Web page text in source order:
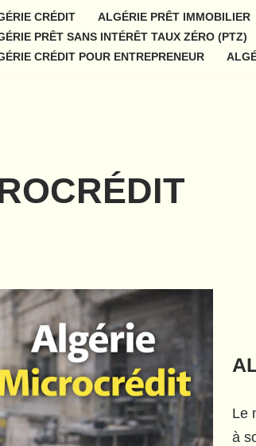
CRÉDIT ALGÉRIE PRÊT IMMOBILIER
PRÊT SANS INTÉRÊT TAUX ZÉRO (PTZ)
CRÉDIT POUR ENTREPRENEUR
Le
à